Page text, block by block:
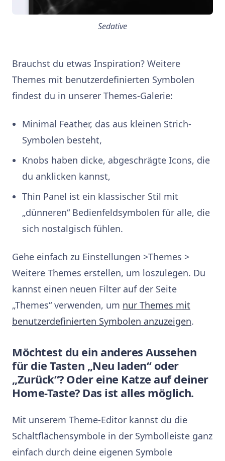
Sedative
Brauchst du etwas Inspiration? Weitere
Themes mit benutzerdefinierten Symbolen
findest du in unserer Themes-Galerie:
Minimal Feather, das aus kleinen Strich-
Symbolen besteht,
Knobs haben dicke, abgeschrägte Icons, die
du anklicken kannst,
Thin Panel ist ein klassischer Stil mit
„dünneren“ Bedienfeldsymbolen für alle, die
sich nostalgisch fühlen.
Gehe einfach zu Einstellungen >Themes >
Weitere Themes erstellen, um loszulegen. Du
kannst einen neuen Filter auf der Seite
„Themes“ verwenden, um nur Themes mit
benutzerdefinierten Symbolen anzuzeigen.
Möchtest du ein anderes Aussehen
für die Tasten „Neu laden“ oder
„Zurück“? Oder eine Katze auf deiner
Home-Taste? Das ist alles möglich.
Mit unserem Theme-Editor kannst du die
Schaltflächensymbole in der Symbolleiste ganz
einfach durch deine eigenen Symbole